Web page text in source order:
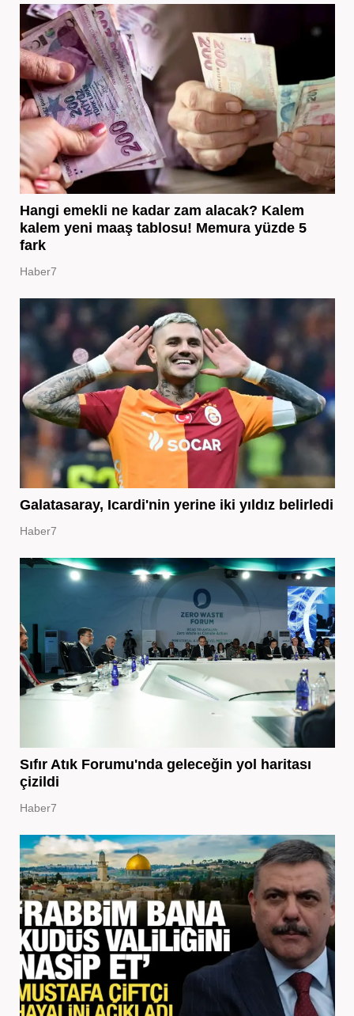
Hangi emekli ne kadar zam alacak? Kalem
kalem yeni maaş tablosu! Memura yüzde 5
fark
Haber7
Galatasaray, Icardi'nin yerine iki yıldız belirledi
Haber7
Sıfır Atık Forumu'nda geleceğin yol haritası
çizildi
Haber7